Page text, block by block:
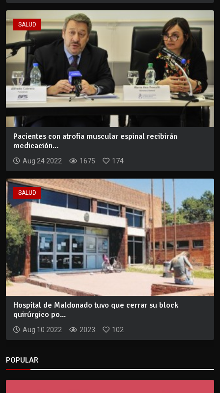
SALUD
Pacientes con atrofia muscular espinal recibirán
medicación...
Aug 24 2022 1675 174
SALUD
Hospital de Maldonado tuvo que cerrar su block
quirúrgico po...
Aug 10 2022 2023 102
POPULAR